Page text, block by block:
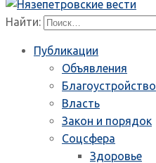
Найти:
Публикации
Объявления
Благоустройство
Власть
Закон и порядок
Соцсфера
Здоровье